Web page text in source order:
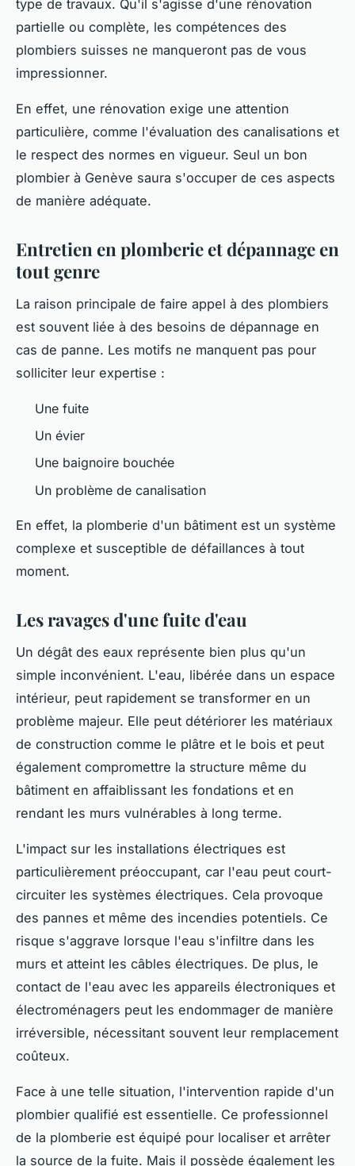
type de travaux. Qu'il s'agisse d'une rénovation
partielle ou complète, les compétences des
plombiers suisses ne manqueront pas de vous
impressionner.
En effet, une rénovation exige une attention
particulière, comme l'évaluation des canalisations et
le respect des normes en vigueur. Seul un bon
plombier à Genève saura s'occuper de ces aspects
de manière adéquate.
Entretien en plomberie et dépannage en
tout genre
La raison principale de faire appel à des plombiers
est souvent liée à des besoins de dépannage en
cas de panne. Les motifs ne manquent pas pour
solliciter leur expertise :
Une fuite
Un évier
Une baignoire bouchée
Un problème de canalisation
En effet, la plomberie d'un bâtiment est un système
complexe et susceptible de défaillances à tout
moment.
Les ravages d'une fuite d'eau
Un dégât des eaux représente bien plus qu'un
simple inconvénient. L'eau, libérée dans un espace
intérieur, peut rapidement se transformer en un
problème majeur. Elle peut détériorer les matériaux
de construction comme le plâtre et le bois et peut
également compromettre la structure même du
bâtiment en affaiblissant les fondations et en
rendant les murs vulnérables à long terme.
L'impact sur les installations électriques est
particulièrement préoccupant, car l'eau peut court-
circuiter les systèmes électriques. Cela provoque
des pannes et même des incendies potentiels. Ce
risque s'aggrave lorsque l'eau s'infiltre dans les
murs et atteint les câbles électriques. De plus, le
contact de l'eau avec les appareils électroniques et
électroménagers peut les endommager de manière
irréversible, nécessitant souvent leur remplacement
coûteux.
Face à une telle situation, l'intervention rapide d'un
plombier qualifié est essentielle. Ce professionnel
de la plomberie est équipé pour localiser et arrêter
la source de la fuite. Mais il possède également les